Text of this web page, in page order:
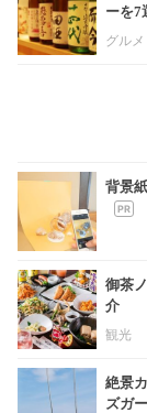
ーを7
グルメ
背景
御茶
介
観光
絶景
ズガ